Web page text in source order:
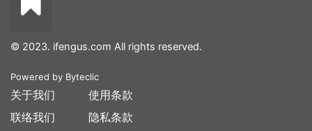
© 2023. ifengus.com All rights reserved.
Powered by Byteclic
关于我们
联络我们
使用条款
隐私条款